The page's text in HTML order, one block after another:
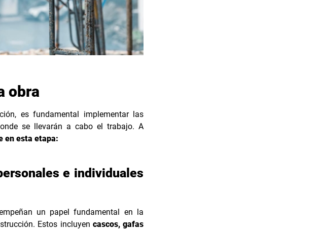
obra
es fundamental implementar las
se llevarán a cabo el trabajo. A
en esta etapa:
e individuales
un papel fundamental en la
Estos incluyen cascos, gafas